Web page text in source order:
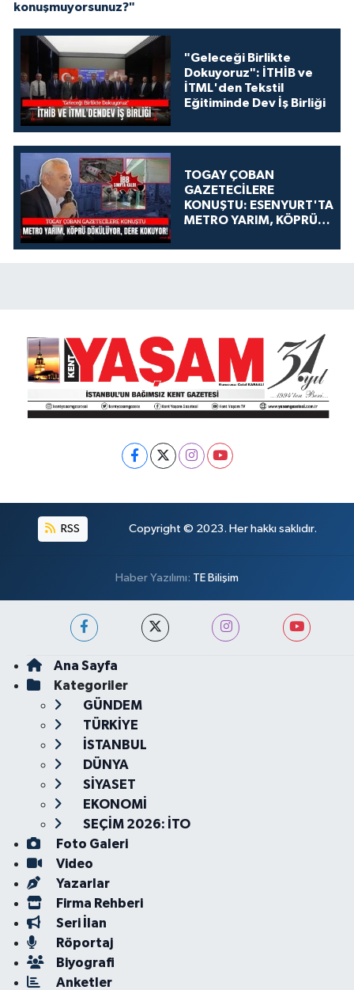
konuşmuyorsunuz?"
"Geleceği Birlikte
Dokuyoruz": İTHİB ve
İTML'den Tekstil
Eğitiminde Dev İş Birliği
TOGAY ÇOBAN
GAZETECİLERE
KONUŞTU: ESENYURT'TA
METRO YARIM, KÖPRÜ
KOKUYOR!
RSS Copyright © 2023. Her hakkı saklıdır.
Haber Yazılımı: TE Bilişim
Ana Sayfa
Kategoriler
GÜNDEM
TÜRKİYE
İSTANBUL
DÜNYA
SİYASET
EKONOMİ
SEÇİM 2026: İTO
Foto Galeri
Video
Yazarlar
Firma Rehberi
Seri İlan
Röportaj
Biyografi
Anketler